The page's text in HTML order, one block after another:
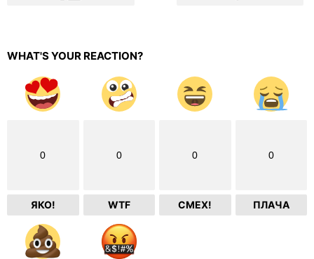
WHAT'S YOUR REACTION?
0
ЯКО!
0
WTF
0
СМЕХ!
0
ПЛАЧА